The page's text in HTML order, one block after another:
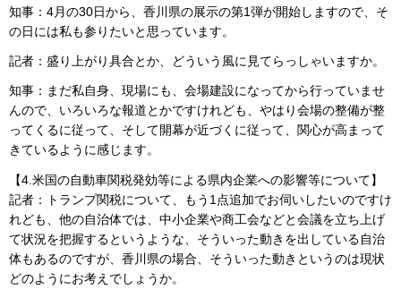
知事：4月の30日から、香川県の展示の第1弾が開始しますので、そ
の日には私も参りたいと思っています。
記者：盛り上がり具合とか、どういう風に見てらっしゃいますか。
知事：まだ私自身、現場にも、会場建設になってから行っていませ
んので、いろいろな報道とかですけれども、やはり会場の整備が整
ってくるに従って、そして開幕が近づくに従って、関心が高まって
きているように感じます。
【4.米国の自動車関税発効等による県内企業への影響等について】
記者：トランプ関税について、もう1点追加でお伺いしたいのですけ
れども、他の自治体では、中小企業や商工会などと会議を立ち上げ
て状況を把握するというような、そういった動きを出している自治
体もあるのですが、香川県の場合、そういった動きというのは現状
どのようにお考えでしょうか。